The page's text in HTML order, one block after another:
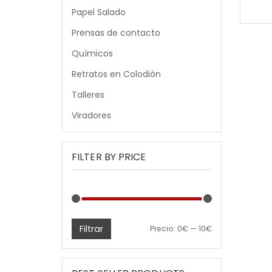
Papel Salado
Prensas de contacto
Químicos
Retratos en Colodión
Talleres
Viradores
FILTER BY PRICE
Precio
mínimo
Precio
máximo
Filtrar Precio: 0€— 10€